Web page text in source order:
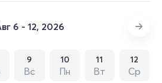
6 - 12, 2026
9
Вс
10
Пн
11
Вт
12
Ср